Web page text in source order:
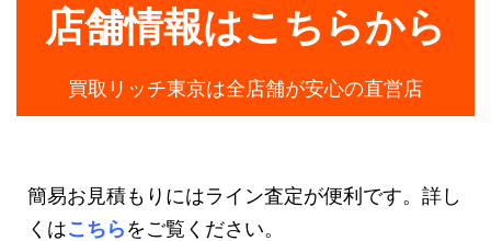
店舗情報はこちらから
買取リッチ東京は全店舗が安心の直営店
簡易お見積もりにはライン査定が便利です。詳し
くはこちらをご覧ください。